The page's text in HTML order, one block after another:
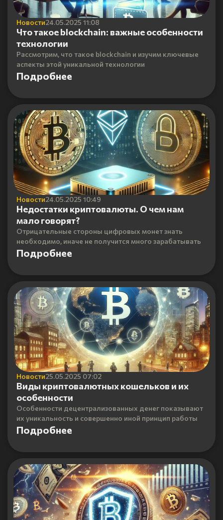
Новости24.05.2025 11:08
Что такое blockchain: важные особенности
технологии
Рассмотрим, что такое blockchain и изучим ключевые
аспекты этой уникальной технологии
Подробнее
Новости24.05.2025 10:49
Недостатки криптовалюты. О чем нам
мало говорят?
Отрицательные стороны цифровых монет знать
необходимо, иначе не получится много зарабатывать
Подробнее
Новости25.05.2025 07:02
Виды криптовалютных кошельков и их
особенности
Особенности децентрализованных денег показывают
их уникальность и совершенно иной принцип работы
Подробнее